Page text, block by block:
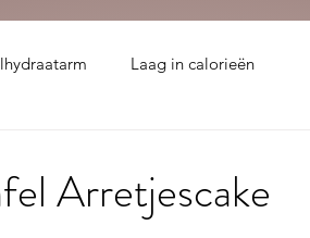
Laag in calorieën
Arretjescake